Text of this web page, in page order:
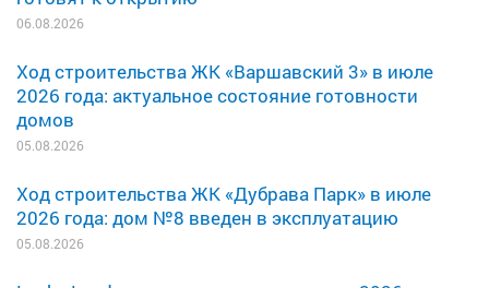
06.08.2026
Ход строительства ЖК «Варшавский 3» в июле
2026 года: актуальное состояние готовности
домов
05.08.2026
Ход строительства ЖК «Дубрава Парк» в июле
2026 года: дом №8 введен в эксплуатацию
05.08.2026